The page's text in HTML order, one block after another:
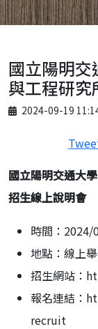
國立陽明交
與工程研究
Published on
2024-09-19
Author
國立陽明交通大
招生線上說明會
時間：2024/
地點：線上
招生網站：
報名連結：
recruit